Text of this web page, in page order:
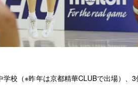
校（※昨年は京都精華CLUBで出場）、